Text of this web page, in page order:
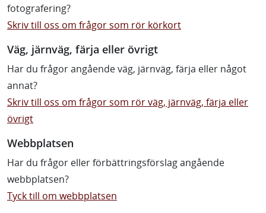
fotografering?
Skriv till oss om frågor som rör körkort
Väg, järnväg, färja eller övrigt
Har du frågor angående väg, järnväg, färja eller något
annat?
Skriv till oss om frågor som rör väg, järnväg, färja eller
övrigt
Webbplatsen
Har du frågor eller förbättringsförslag angående
webbplatsen?
Tyck till om webbplatsen